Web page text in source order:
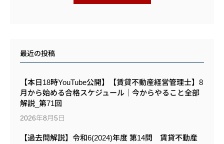
最近の投稿
【本日18時YouTube公開】【賃貸不動産経営管理士】8
月から始める合格スケジュール｜今からやること全部
解説_第71回
2026年8月5日
【過去問解説】令和6(2024)年度 第14問 賃貸不動産